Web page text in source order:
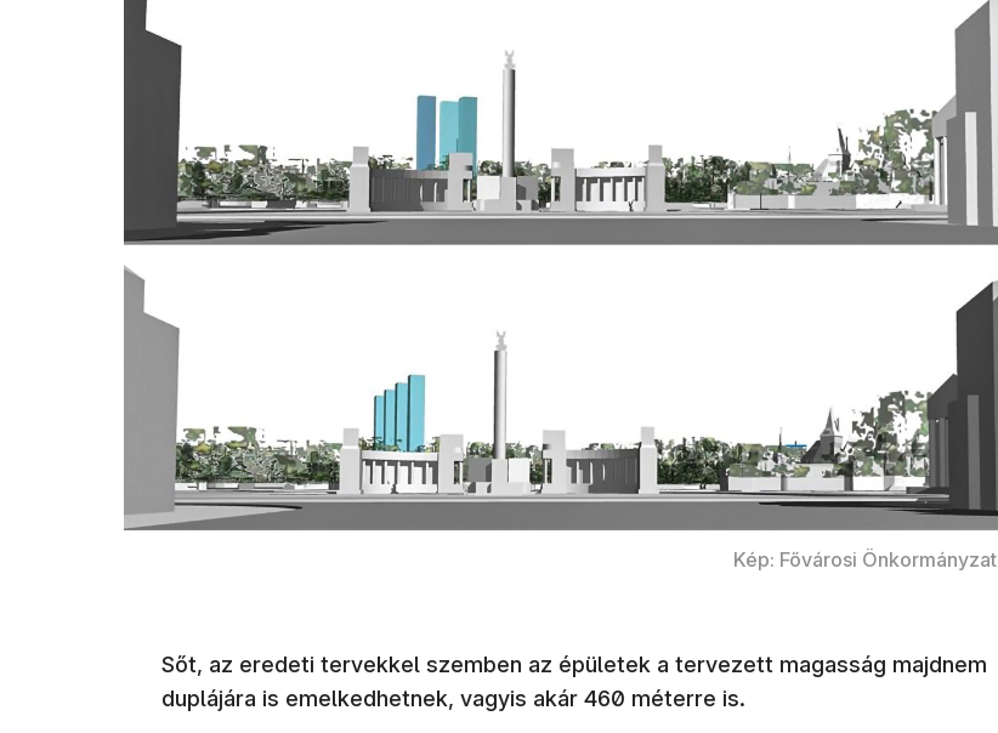
Kép: Fővárosi Önkormányzat
Sőt, az eredeti tervekkel szemben az épületek a tervezett magasság majdnem
duplájára is emelkedhetnek, vagyis akár 460 méterre is.